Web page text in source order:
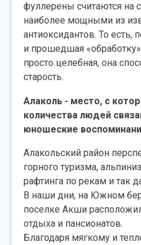
фуллерены считаются на
наиболее мощными из
антиоксидантов. То есть,
и прошедшая
просто целебная, она
старость.
Алаколь - место, с
количества людей
юношеские
Алакольский район
горного туризма,
рафтинга по рекам и так
В наши дни, на Южном
поселке Акши
отдыха и пансионатов.
Благодаря мягкому и